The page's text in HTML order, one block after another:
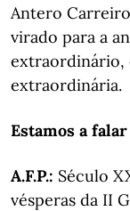
Antero
virado para a
extraordinário,
extraordinária.
Estamos a
A.F.P.: Século
vésperas da II